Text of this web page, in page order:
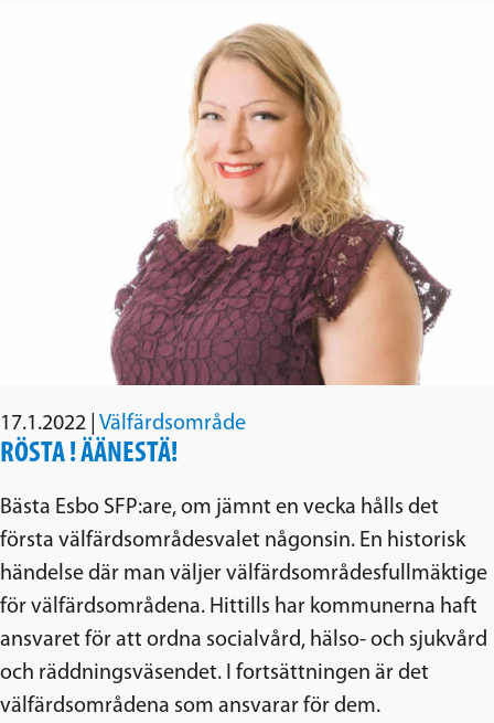
17.1.2022 Välfärdsområde
RÖSTA ! ÄÄNESTÄ!
Bästa Esbo SFP:are, om jämnt en vecka hålls det
första välfärdsområdesvalet någonsin. En historisk
händelse där man väljer välfärdsområdesfullmäktige
för välfärdsområdena. Hittills har kommunerna haft
ansvaret för att ordna socialvård, hälso- och sjukvård
och räddningsväsendet. I fortsättningen är det
välfärdsområdena som ansvarar för dem.